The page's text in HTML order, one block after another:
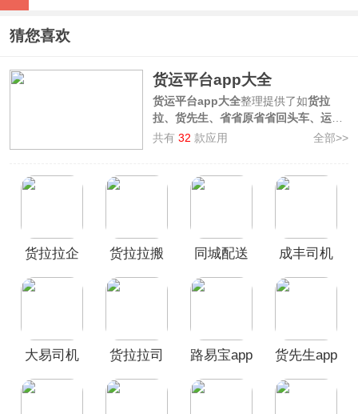
猜您喜欢
货运平台app大全
货运平台app大全整理提供了如货拉
拉、货先生、省省原省省回头车、运荔
枝司机、中储智运
等专门为用户提供找
全，可全面满足中小企业的公路长途整
在线发布订单，一键呼叫司机等待运
输，不用东奔西跑也能轻松找到满意的
软件还可一键注册入驻，发现海量货
用吧。
共有32 款应用 全部>>
货拉拉企
货拉拉搬
同城配送
成丰司机
大易司机
货拉拉司
路易宝app 货先生app